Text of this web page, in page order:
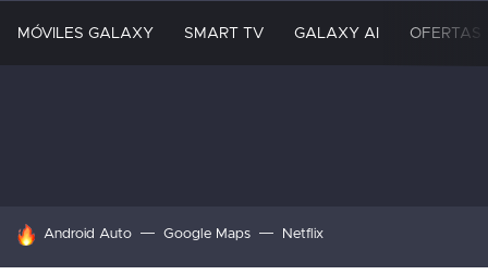
MÓVILES GALAXY SMART TV GALAXY AI OFERTAS
HOY SE HABLA DE
Android Auto Google Maps Netflix